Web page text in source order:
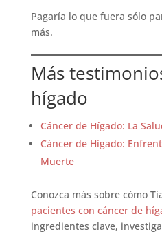
Pagaría lo que fuera sólo
más.
Más
hígado
Cáncer de Hígado: La
Cáncer de Hígado:
Muerte
Conozca más sobre cómo
pacientes con cáncer de
ingredientes clave,